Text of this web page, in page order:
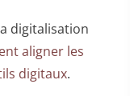
digitalisation
aligner les
digitaux.